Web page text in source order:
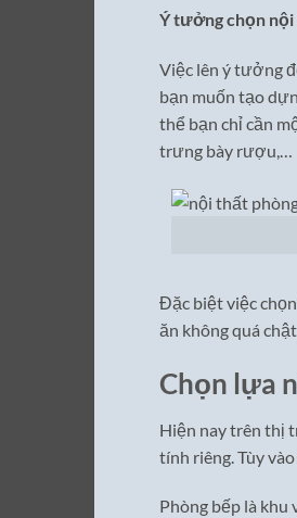
Ý tưởng chọn nội
Việc lên ý tưởng
bạn muốn tạo
thể bạn chỉ cần
trưng bày rượu,…
Đặc biệt việc
ăn không quá
Chọn lựa
Hiện nay trên thị
tính riêng. Tùy
Phòng bếp là khu